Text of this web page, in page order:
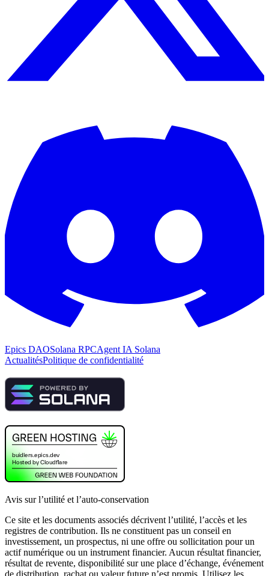
Epics DAOSolana RPCAgent IA Solana
ActualitésPolitique de confidentialité
Avis sur l’utilité et l’auto-conservation
Ce site et les documents associés décrivent l’utilité, l’accès et les
registres de contribution. Ils ne constituent pas un conseil en
investissement, un prospectus, ni une offre ou sollicitation pour un
actif numérique ou un instrument financier. Aucun résultat financier,
résultat de revente, disponibilité sur une place d’échange, événement
de distribution, rachat ou valeur future n’est promis. Utilisez les